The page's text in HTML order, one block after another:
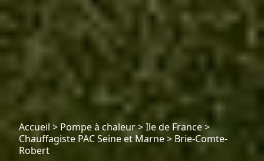
Accueil > Pompe à chaleur>Ile de France>
Chauffagiste PAC Seine et Marne> Brie-Comte-
Robert